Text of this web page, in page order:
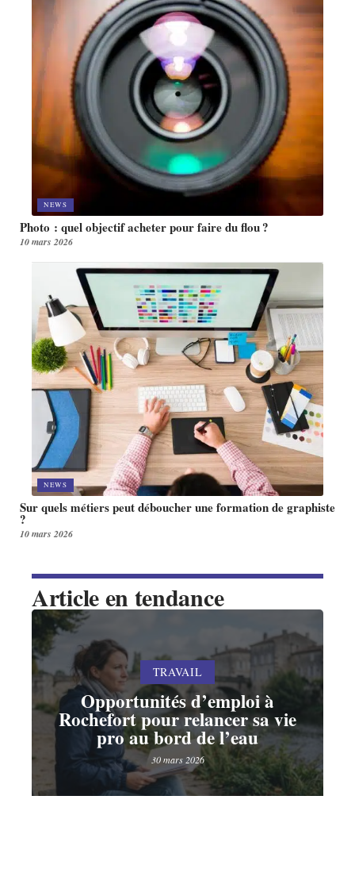
NEWS
Photo : quel objectif acheter pour faire du flou ?
10 mars 2026
NEWS
Sur quels métiers peut déboucher une formation de graphiste
?
10 mars 2026
Article en tendance
TRAVAIL
Opportunités d’emploi à
Rochefort pour relancer sa vie
pro au bord de l’eau
30 mars 2026